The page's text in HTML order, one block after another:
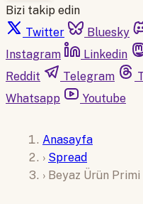
Bizi takip edin
Twitter
Bluesky
Instagram
Linkedin
Reddit
Telegram
Whatsapp
Youtube
Anasayfa
› Spread
› Beyaz Ürün Primi